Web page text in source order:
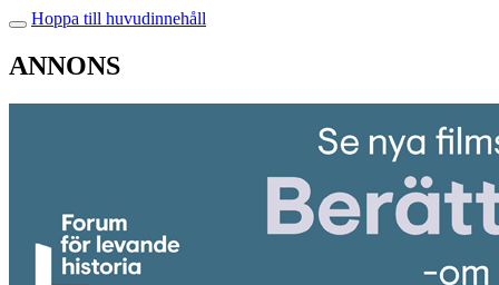
Hoppa till huvudinnehåll
ANNONS